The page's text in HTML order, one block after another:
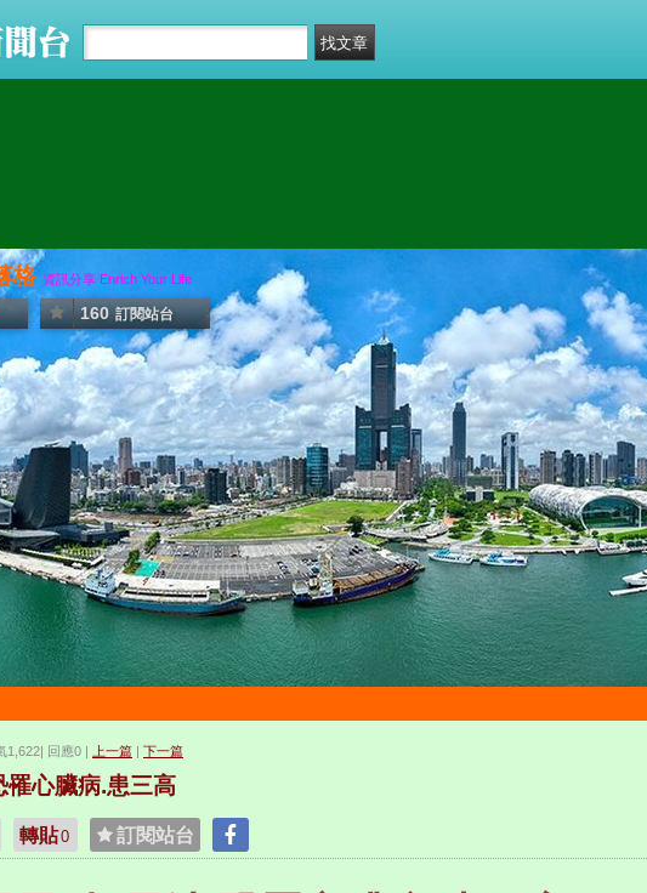
格 資訊分享 Enrich Your Life
160 訂閱站台
1,622| 回應0 | 上一篇 | 下一篇
罹心臟病.患三高
轉貼0 訂閱站台